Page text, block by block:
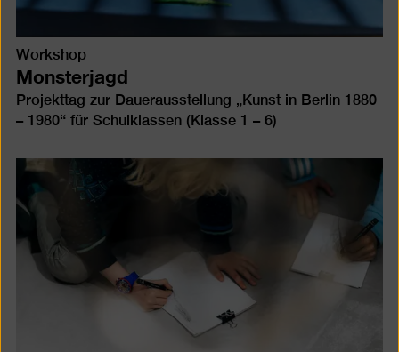
Workshop
Monsterjagd
Projekttag zur Dauerausstellung „Kunst in Berlin 1880
– 1980“ für Schulklassen (Klasse 1 – 6)